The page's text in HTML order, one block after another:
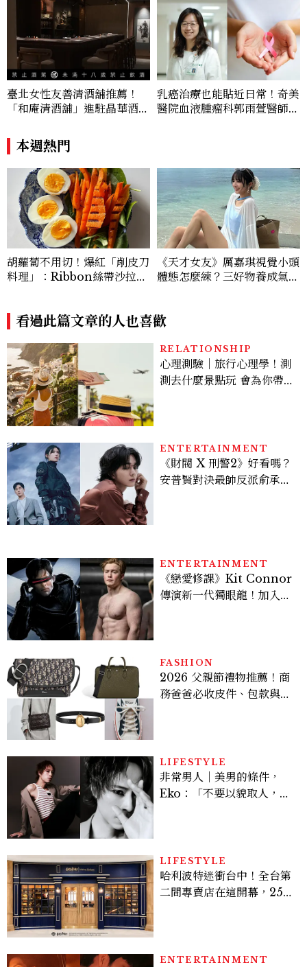
臺北女性友善清酒舖推薦！
「和庵清酒舖」進駐晶華酒
180元起輕鬆微醺
乳癌治療也能貼近日常！奇美
醫院血液腫瘤科郭雨萱醫師分
本週熱門
胡蘿蔔不用切！爆紅「削皮刀
料理」：Ribbon絲帶沙拉、
《天才女友》厲嘉琪視覺小頭
體態怎麼練？三好物養成氣血
看過此篇文章的人也喜歡
RELATIONSHIP
心理測驗｜旅行心理學！測
測去什麼景點玩 會為你帶來
ENTERTAINMENT
《財閥 X 刑警2》好看嗎？
安普賢對決最帥反派俞承
ENTERTAINMENT
《戀愛修課》Kit Connor
傳演新一代獨眼龍！加入新
FASHION
2026 父親節禮物推薦！商
務爸爸必收皮件、包款與鞋
LIFESTYLE
非常男人｜美男的條件，
Eko：「不要以貌取人，內
LIFESTYLE
哈利波特迷衝台中！全台第
二間專賣店在這開幕，25週
ENTERTAINMENT